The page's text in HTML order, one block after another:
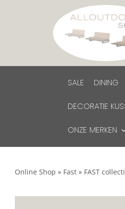
SALE DINING
DECORATIE
ONZE MERKEN
Online Shop » Fast » FAST